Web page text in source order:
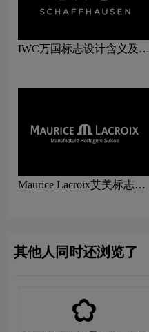
IWC万国标志设计含义及手
Maurice Lacroix艾美标志设
其他人同时还浏览了